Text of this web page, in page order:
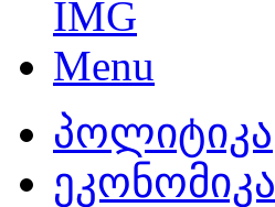
პოლიტიკა
ეკონომიკა